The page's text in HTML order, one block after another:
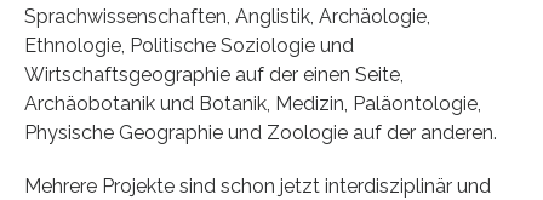
Sprachwissenschaften, Anglistik, Archäologie,
Ethnologie, Politische Soziologie und
Wirtschaftsgeographie auf der einen Seite,
Archäobotanik und Botanik, Medizin, Paläontologie,
Physische Geographie und Zoologie auf der anderen.
Mehrere Projekte sind schon jetzt interdisziplinär und